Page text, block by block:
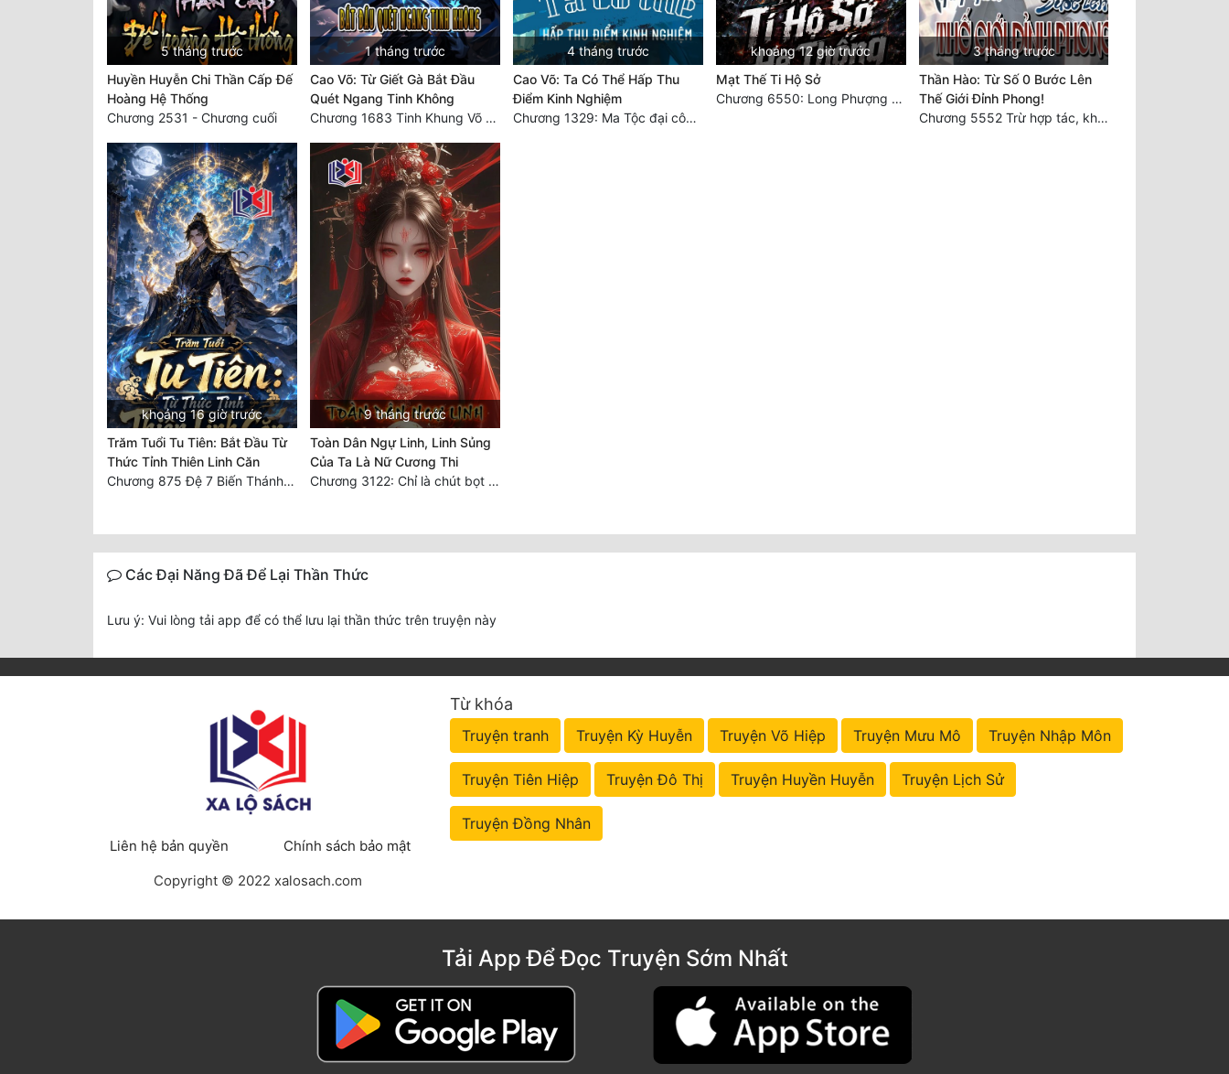
5 tháng trước
Huyền Huyễn Chi Thần Cấp Đế
Hoàng Hệ Thống
Chương 2531 - Chương cuối
1 tháng trước
Cao Võ: Từ Giết Gà Bắt Đầu
Quét Ngang Tinh Không
Chương 1683 Tinh Khung Võ Thánh (Hết)
4 tháng trước
Cao Võ: Ta Có Thể Hấp Thu
Điểm Kinh Nghiệm
Chương 1329: Ma Tộc đại công chúa Thương Nguyệt
khoảng 12 giờ trước
Mạt Thế Ti Hộ Sở
Chương 6550: Long Phượng Thần Trận
3 tháng trước
Thần Hào: Từ Số 0 Bước Lên
Thế Giới Đỉnh Phong!
Chương 5552 Trừ hợp tác, không còn cách nào khác!
khoảng 16 giờ trước
Trăm Tuổi Tu Tiên: Bắt Đầu Từ
Thức Tỉnh Thiên Linh Căn
Chương 875 Đệ 7 Biến Thánh Long Biến!
9 tháng trước
Toàn Dân Ngự Linh, Linh Sủng
Của Ta Là Nữ Cương Thi
Chương 3122: Chỉ là chút bọt nước! Điều kiện và tài liệu!**
Các Đại Năng Đã Để Lại Thần Thức
Lưu ý: Vui lòng tải app để có thể lưu lại thần thức trên truyện này
Liên hệ bản quyền
Chính sách bảo mật
Copyright © 2022 xalosach.com
Từ khóa
Truyện tranh Truyện Kỳ Huyễn Truyện Võ Hiệp Truyện Mưu Mô Truyện Nhập Môn
Truyện Tiên Hiệp Truyện Đô Thị Truyện Huyền Huyễn Truyện Lịch Sử
Truyện Đồng Nhân
Tải App Để Đọc Truyện Sớm Nhất